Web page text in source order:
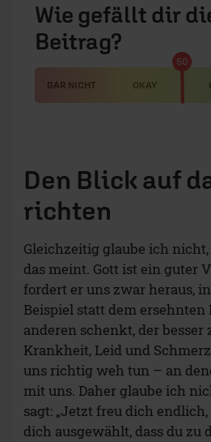
Wie gefällt dir
Beitrag?
GAR NICHT OKAY
50
Den Blick auf
richten
Gleichzeitig glaube ich
das meint. Gott ist ein guter
fordert er uns zwar heraus,
Beispiel statt dem
anderen schenkt, der besser
Krankheit, Leid und
uns richtig weh tun – an
mit uns. Daher glaube ich
sagt: „Jetzt freu dich
dich ausgewählt, dass du zu